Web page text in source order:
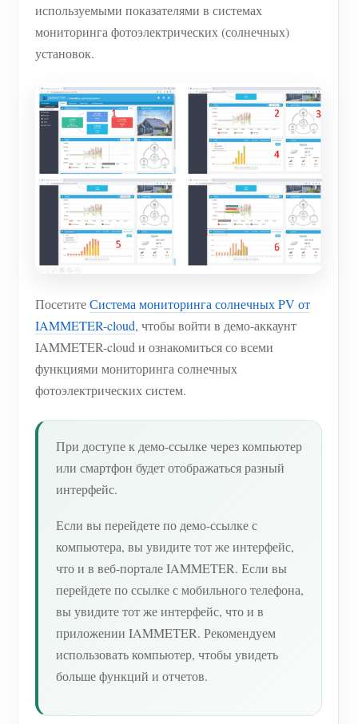
Новости
Мероприятия IAMMETER
Форум
App Store
Обзор сайта
PV-рейтинг
О нас
используемыми показателями в системах
мониторинга фотоэлектрических (солнечных)
установок.
ПосетитеСистема мониторинга солнечных PV от
IAMMETER-cloud, чтобы войти в демо-аккаунт
IAMMETER-cloud и ознакомиться со всеми
функциями мониторинга солнечных
фотоэлектрических систем.
При доступе к демо-ссылке через компьютер
или смартфон будет отображаться разный
интерфейс.
Если вы перейдете по демо-ссылке с
компьютера, вы увидите тот же интерфейс,
что и в веб-портале IAMMETER. Если вы
перейдете по ссылке с мобильного телефона,
вы увидите тот же интерфейс, что и в
приложении IAMMETER. Рекомендуем
использовать компьютер, чтобы увидеть
больше функций и отчетов.